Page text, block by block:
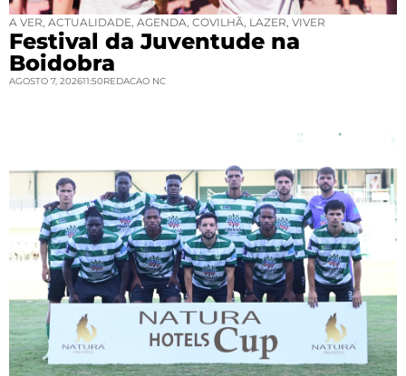
A VER ACTUALIDADE AGENDA COVILHÃ LAZER VIVER
Festival da Juventude na
Boidobra
AGOSTO 7, 202611:50REDACAO NC